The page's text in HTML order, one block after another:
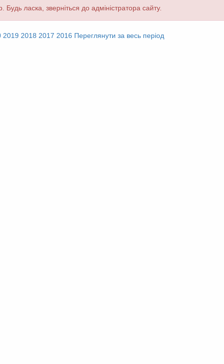
ласка, зверніться до адміністратора сайту.
2019 2018 2017 2016 Переглянути за весь період